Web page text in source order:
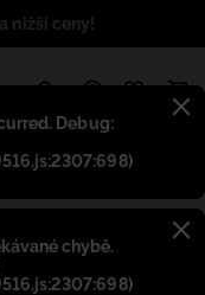
Debug:
chybě.
nižší ceny!